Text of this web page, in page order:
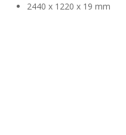
2440 x 1220 x 19 mm